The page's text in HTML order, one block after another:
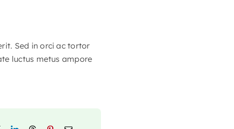
Sed in orci ac tortor
luctus metus ampore